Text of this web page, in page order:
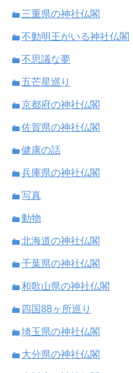
三重県の神社仏閣
不動明王がいる神社仏閣
不思議な夢
五芒星巡り
京都府の神社仏閣
佐賀県の神社仏閣
健康の話
兵庫県の神社仏閣
写真
動物
北海道の神社仏閣
千葉県の神社仏閣
和歌山県の神社仏閣
四国88ヶ所巡り
埼玉県の神社仏閣
大分県の神社仏閣